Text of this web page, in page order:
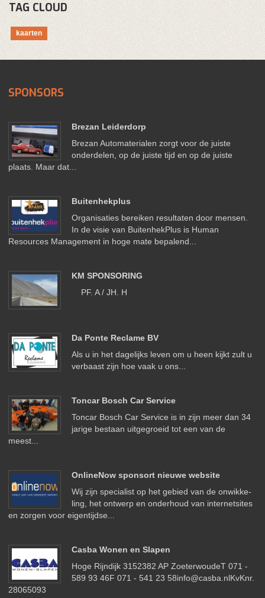
TAG CLOUD
kaarten
SPONSORS
Brezan Leiderdorp
Brezan Automaterialen zorgt voor de juiste
onderdelen, op de juiste tijd en op de juiste
plaats. Maar dat...
Buitenhekplus
Organisaties bereiken resultaten door mensen.
In de visie van BuitenhekPlus is Human
Resources Management in hoge mate bepalend...
KM SPONSORING
PF. A / JH. H
Da Ponte Reclame BV
Als u in het dagelijks leven om u heen kijkt zult u
verbaast zijn hoe vaak u ons...
Toncar Bosch Car Service
Toncar Bosch Car Service is in zijn meer dan 34
jarige bestaan uitgegroeid tot een van de
meest...
OnlineNow sponsort nieuwe website
Wij zijn spe­cia­list op het ge­bied van de on­wikke­
ling, het ont­werp en on­der­houd van in­ter­net­sites
en zorgen voor ei­gen­ti­jdse...
Casba Wonen en Slapen
Hoge Rijndijk 3152382 AP ZoeterwoudeT 071 -
589 93 46F 071 - 541 23 58info@casba.nlKvKnr.
28065093